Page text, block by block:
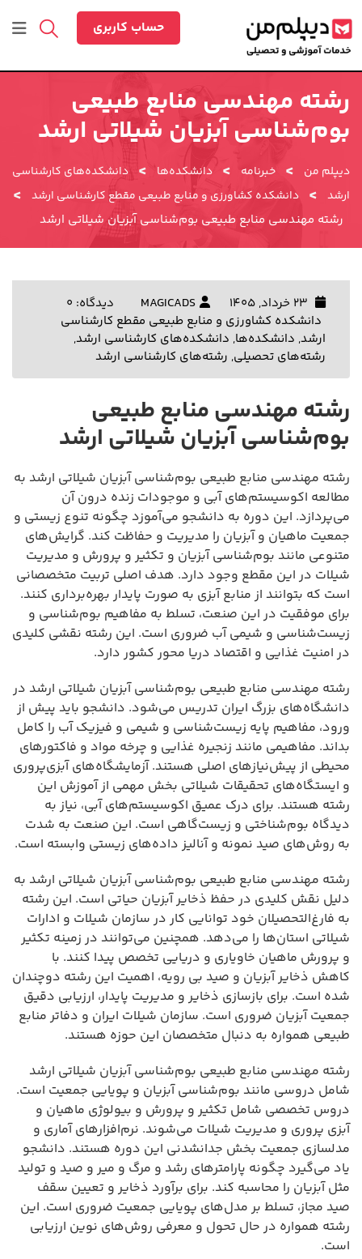
به
محتوا
حساب کاربری
رشته مهندسی منابع طبیعی
بوم‌شناسی آبزیان شیلاتی ارشد
دیپلم من > خبرنامه > دانشکده‌ها > دانشکده‌های کارشناسی
ارشد > دانشکده کشاورزی و منابع طبیعی مقطع کارشناسی ارشد >
رشته مهندسی منابع طبیعی بوم‌شناسی آبزیان شیلاتی ارشد
MAGICADS
دیدگاه: 0
دانشکده کشاورزی و منابع طبیعی مقطع کارشناسی
ارشد, دانشکده‌ها, دانشکده‌های کارشناسی ارشد,
رشته‌های تحصیلی, رشته‌های کارشناسی ارشد
رشته مهندسی منابع طبیعی
بوم‌شناسی آبزیان شیلاتی ارشد
رشته مهندسی منابع طبیعی بوم‌شناسی آبزیان شیلاتی ارشد به
مطالعه اکوسیستم‌های آبی و موجودات زنده درون آن
می‌پردازد. این دوره به دانشجو می‌آموزد چگونه تنوع زیستی و
جمعیت ماهیان و آبزیان را مدیریت و حفاظت کند. گرایش‌های
متنوعی مانند بوم‌شناسی آبزیان و تکثیر و پرورش و مدیریت
شیلات در این مقطع وجود دارد. هدف اصلی تربیت متخصصانی
است که بتوانند از منابع آبزی به صورت پایدار بهره‌برداری کنند.
برای موفقیت در این صنعت، تسلط به مفاهیم بوم‌شناسی و
زیست‌شناسی و شیمی آب ضروری است. این رشته نقشی کلیدی
در امنیت غذایی و اقتصاد دریا محور کشور دارد.
رشته مهندسی منابع طبیعی بوم‌شناسی آبزیان شیلاتی ارشد در
دانشگاه‌های بزرگ ایران تدریس می‌شود. دانشجو باید پیش از
ورود، مفاهیم پایه زیست‌شناسی و شیمی و فیزیک آب را کامل
بداند. مفاهیمی مانند زنجیره غذایی و چرخه مواد و فاکتورهای
محیطی از پیش‌نیازهای اصلی هستند. آزمایشگاه‌های آبزی‌پروری
و ایستگاه‌های تحقیقات شیلاتی بخش مهمی از آموزش این
رشته هستند. برای درک عمیق اکوسیستم‌های آبی، نیاز به
دیدگاه بوم‌شناختی و زیست‌گاهی است. این صنعت به شدت
به روش‌های صید نمونه و آنالیز داده‌های زیستی وابسته است.
رشته مهندسی منابع طبیعی بوم‌شناسی آبزیان شیلاتی ارشد به
دلیل نقش کلیدی در حفظ ذخایر آبزیان حیاتی است. این رشته
به فارغ‌التحصیلان خود توانایی کار در سازمان شیلات و ادارات
شیلاتی استان‌ها را می‌دهد. همچنین می‌توانند در زمینه تکثیر
و پرورش ماهیان خاویاری و دریایی تخصص پیدا کنند. با
کاهش ذخایر آبزیان و صید بی رویه، اهمیت این رشته دوچندان
شده است. برای بازسازی ذخایر و مدیریت پایدار، ارزیابی دقیق
جمعیت آبزیان ضروری است. سازمان شیلات ایران و دفاتر منابع
طبیعی همواره به دنبال متخصصان این حوزه هستند.
رشته مهندسی منابع طبیعی بوم‌شناسی آبزیان شیلاتی ارشد
شامل دروسی مانند بوم‌شناسی آبزیان و پویایی جمعیت است.
دروس تخصصی شامل تکثیر و پرورش و بیولوژی ماهیان و
آبزی پروری و مدیریت شیلات می‌شوند. نرم‌افزارهای آماری و
مدلسازی جمعیت بخش جدانشدنی این دوره هستند. دانشجو
یاد می‌گیرد چگونه پارامترهای رشد و مرگ و میر و صید و تولید
مثل آبزیان را محاسبه کند. برای برآورد ذخایر و تعیین سقف
صید مجاز، تسلط بر مدل‌های پویایی جمعیت ضروری است. این
رشته همواره در حال تحول و معرفی روش‌های نوین ارزیابی
است.